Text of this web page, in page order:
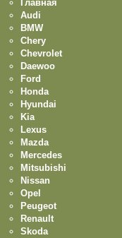
Главная
Audi
BMW
Chery
Chevrolet
Daewoo
Ford
Honda
Hyundai
Kia
Lexus
Mazda
Mercedes
Mitsubishi
Nissan
Opel
Peugeot
Renault
Skoda